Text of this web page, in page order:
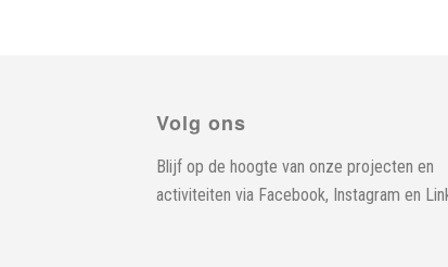
Volg ons
Blijf op de hoogte van onze projecten en
activiteiten via Facebook, Instagram en